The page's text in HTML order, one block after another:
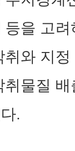
을 고
와 지
물질
.